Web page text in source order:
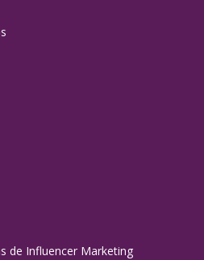
de Influencer Marketing